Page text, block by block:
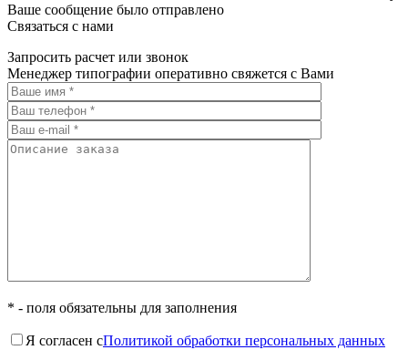
Ваше сообщение было отправлено
Связаться с нами
Запросить расчет или звонок
Менеджер типографии оперативно свяжется с Вами
* - поля обязательны для заполнения
Я согласен сПолитикой обработки персональных данных